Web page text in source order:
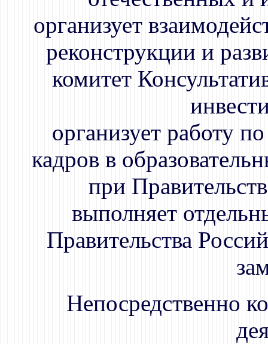
организует
реконструкции и
комитет
организует работу
кадров в
при
выполняет
Правительства
Непосредственно